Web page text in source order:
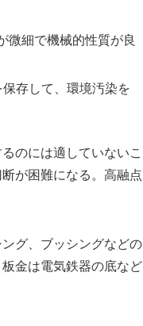
微細で機械的性質が良
存して、環境汚染を
のには適していないこ
が困難になる。高融点
グ、ブッシングなどの
金は電気鉄器の底など